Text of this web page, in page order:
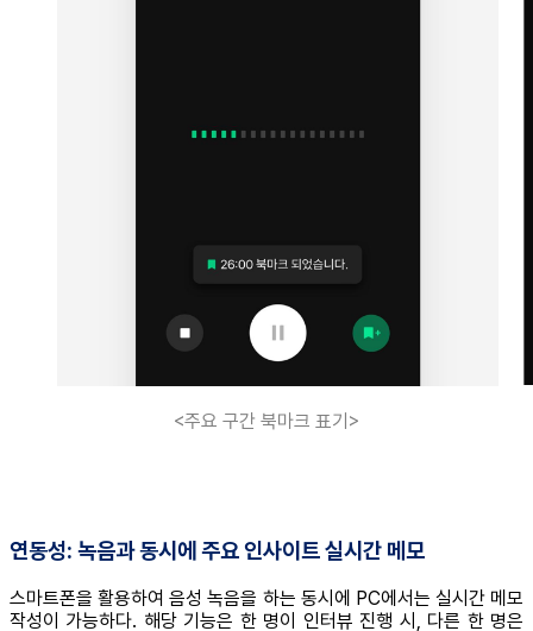
<주요 구간 북마크 표기>
연동성: 녹음과 동시에 주요 인사이트 실시간 메모
스마트폰을 활용하여 음성 녹음을 하는 동시에 PC에서는 실시간 메모
작성이 가능하다. 해당 기능은 한 명이 인터뷰 진행 시, 다른 한 명은